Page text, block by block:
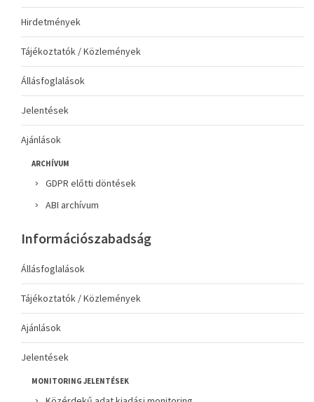
Hirdetmények
Tájékoztatók / Közlemények
Állásfoglalások
Jelentések
Ajánlások
ARCHÍVUM
GDPR előtti döntések
ABI archívum
Információszabadság
Állásfoglalások
Tájékoztatók / Közlemények
Ajánlások
Jelentések
MONITORING JELENTÉSEK